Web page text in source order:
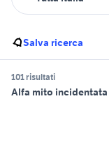
Salva ricerca
101 risultati
Alfa mito